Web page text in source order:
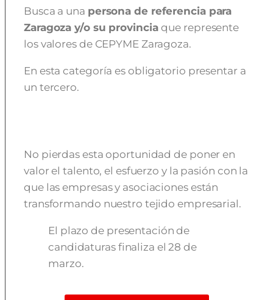
Busca a una persona de referencia para
Zaragoza y/o su provinciaque represente
los valores de CEPYME Zaragoza.
En esta categoría es obligatorio presentar a
un tercero.
No pierdas esta oportunidad de poner en
valor el talento, el esfuerzo y la pasión con la
que las empresas y asociaciones están
transformando nuestro tejido empresarial.
El plazo de presentación de
candidaturas finaliza el 28 de
marzo.